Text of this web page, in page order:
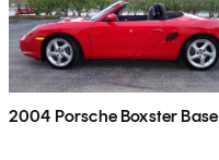
2004 Porsche Boxster Base